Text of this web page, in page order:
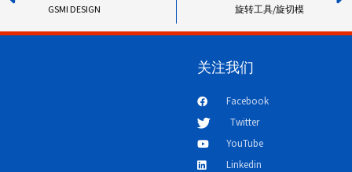
GSMI DESIGN 旋转工具/旋切模
关注我们
Facebook
Twitter
YouTube
Linkedin